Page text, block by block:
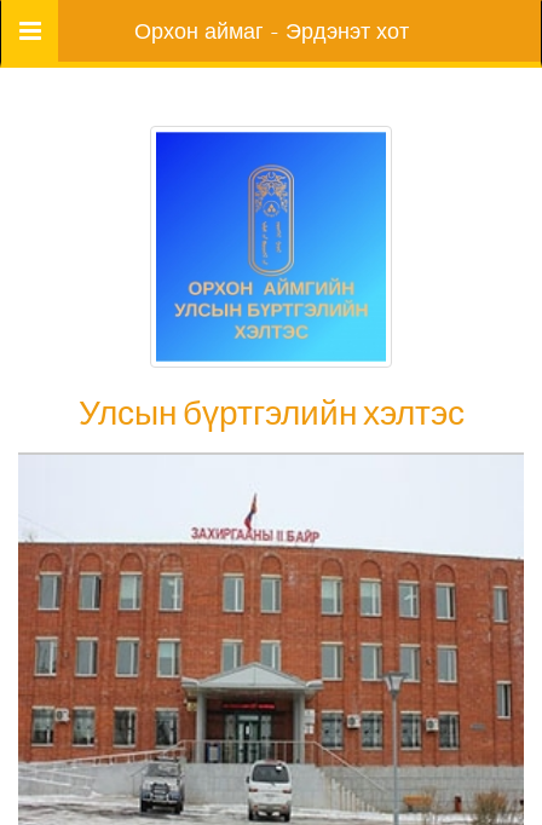
Цэс Орхон аймаг - Эрдэнэт хот
Улсын бүртгэлийн хэлтэс
Улсын бүртгэлийн хэлтэс